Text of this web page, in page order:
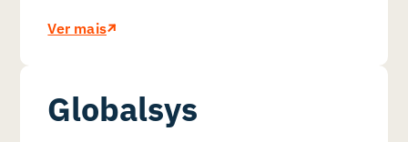
Ver mais
Globalsys